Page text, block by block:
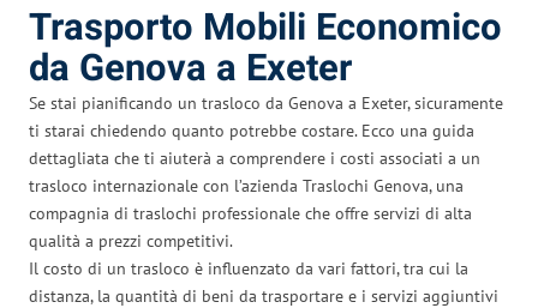
Trasporto Mobili Economico
da Genova a Exeter
Se stai pianificando un trasloco da Genova a Exeter, sicuramente
ti starai chiedendo quanto potrebbe costare. Ecco una guida
dettagliata che ti aiuterà a comprendere i costi associati a un
trasloco internazionale con l’azienda Traslochi Genova, una
compagnia di traslochi professionale che offre servizi di alta
qualità a prezzi competitivi.
Il costo di un trasloco è influenzato da vari fattori, tra cui la
distanza, la quantità di beni da trasportare e i servizi aggiuntivi